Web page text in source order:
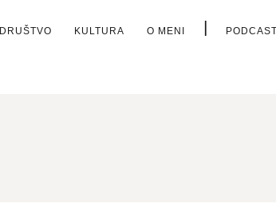
DRUŠTVO KULTURA O MENI |